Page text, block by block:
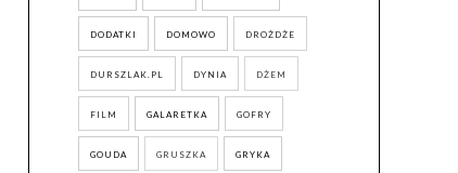
DODATKI DOMOWO DROŻDŻE
DURSZLAK.PL DYNIA DŻEM
FILM GALARETKA GOFRY
GOUDA GRUSZKA GRYKA